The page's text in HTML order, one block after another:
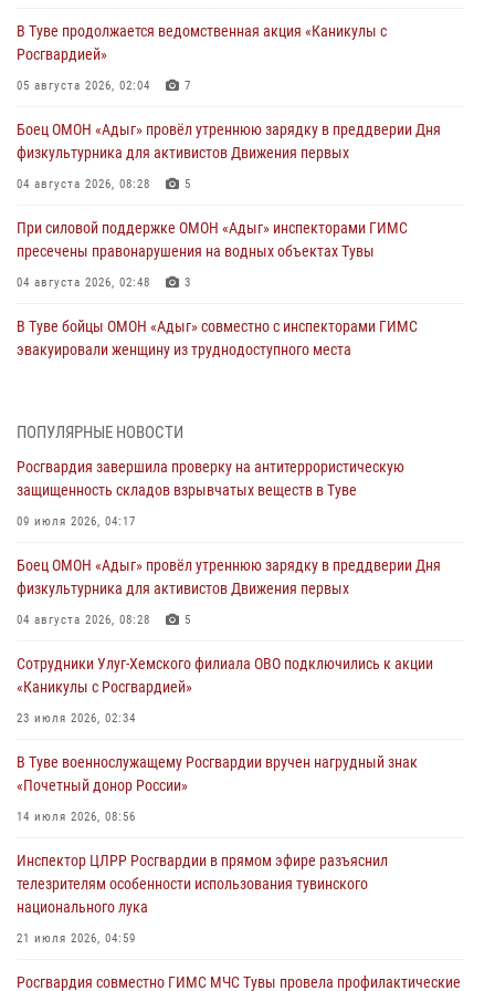
В Туве продолжается ведомственная акция «Каникулы с
Росгвардией»
05 августа 2026, 02:04 7
Боец ОМОН «Адыг» провёл утреннюю зарядку в преддверии Дня
физкультурника для активистов Движения первых
04 августа 2026, 08:28 5
При силовой поддержке ОМОН «Адыг» инспекторами ГИМС
пресечены правонарушения на водных объектах Тувы
04 августа 2026, 02:48 3
В Туве бойцы ОМОН «Адыг» совместно с инспекторами ГИМС
эвакуировали женщину из труднодоступного места
Росгвардия проверила организацию отдыха детей в детских
31 июля 2026, 03:49
Сотрудники вневедомственной охраны приняли участие в акции
26 сигналов «Тревога» с автотранспортов отработали экипажи
29 июля 2026, 08:37
В Туве офицер Росгвардии подвела итоги юбилейного личного
28 июля 2026, 07:48
ПОПУЛЯРНЫЕ НОВОСТИ
Росгвардия завершила проверку на антитеррористическую
защищенность складов взрывчатых веществ в Туве
09 июля 2026, 04:17
Боец ОМОН «Адыг» провёл утреннюю зарядку в преддверии Дня
физкультурника для активистов Движения первых
04 августа 2026, 08:28 5
Сотрудники Улуг-Хемского филиала ОВО подключились к акции
«Каникулы с Росгвардией»
23 июля 2026, 02:34
В Туве военнослужащему Росгвардии вручен нагрудный знак
«Почетный донор России»
14 июля 2026, 08:56
Инспектор ЦЛРР Росгвардии в прямом эфире разъяснил
телезрителям особенности использования тувинского
национального лука
21 июля 2026, 04:59
Росгвардия совместно ГИМС МЧС Тувы провела профилактические